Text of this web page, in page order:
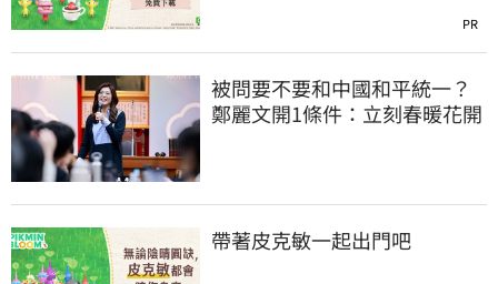
PR
被問要不要和中國和平統一？
鄭麗文開1條件：立刻春暖花開
帶著皮克敏一起出門吧